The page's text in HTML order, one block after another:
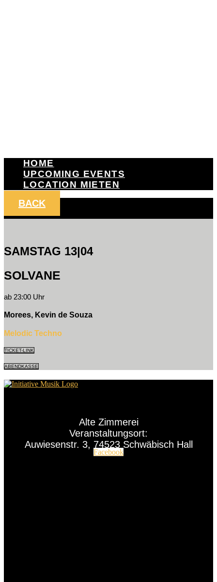
HOME
UPCOMING EVENTS
LOCATION MIETEN
BACK
SAMSTAG 13|04
SOLVANE
ab 23:00 Uhr
Morees, Kevin de Souza
Melodic Techno
TICKET-LINK
ABENDKASSE
Alte Zimmerei
Veranstaltungsort:
Auwiesenstr. 3, 74523 Schwäbisch Hall
Facebook